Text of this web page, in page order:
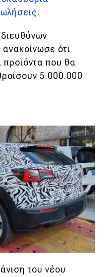
.
ανακοίνωσε ότι
που θα
5.000.000
του νέου